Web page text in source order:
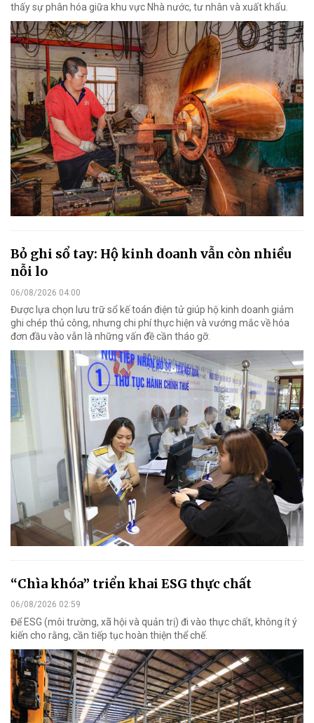
thấy sự phân hóa giữa khu vực Nhà nước, tư nhân và xuất khẩu.
Bỏ ghi sổ tay: Hộ kinh doanh vẫn còn nhiều
nỗi lo
06/08/2026 04:00
Được lựa chọn lưu trữ sổ kế toán điện tử giúp hộ kinh doanh giảm
ghi chép thủ công, nhưng chi phí thực hiện và vướng mắc về hóa
đơn đầu vào vẫn là những vấn đề cần tháo gỡ.
“Chìa khóa” triển khai ESG thực chất
06/08/2026 02:59
Để ESG (môi trường, xã hội và quản trị) đi vào thực chất, không ít ý
kiến cho rằng, cần tiếp tục hoàn thiện thể chế.